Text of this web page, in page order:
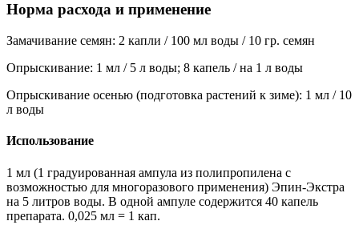
Норма расхода и применение
Замачивание семян: 2 капли / 100 мл воды / 10 гр. семян
Опрыскивание: 1 мл / 5 л воды; 8 капель / на 1 л воды
Опрыскивание осенью (подготовка растений к зиме): 1 мл / 10
л воды
Использование
1 мл (1 градуированная ампула из полипропилена с
возможностью для многоразового применения) Эпин-Экстра
на 5 литров воды. В одной ампуле содержится 40 капель
препарата. 0,025 мл = 1 кап.